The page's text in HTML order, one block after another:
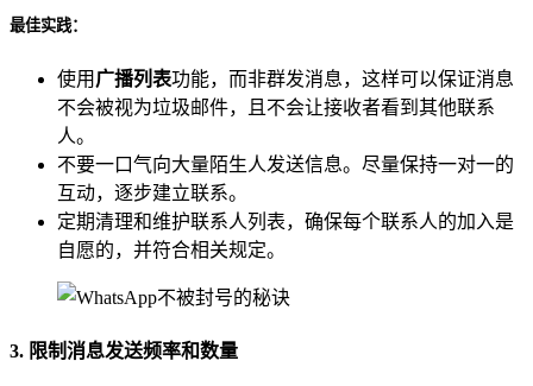
最佳实践：
使用 广播列表功能，而非群发消息，这样可以保证消息
不会被视为垃圾邮件，且不会让接收者看到其他联系
人。
不要一口气向大量陌生人发送信息。尽量保持一对一的
互动，逐步建立联系。
定期清理和维护联系人列表，确保每个联系人的加入是
自愿的，并符合相关规定。
3. 限制消息发送频率和数量